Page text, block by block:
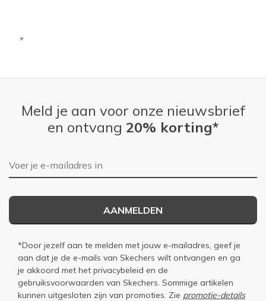
Meld je aan voor onze nieuwsbrief
en ontvang 20% korting*
E-mailadres
AANMELDEN
*Door jezelf aan te melden met jouw e-mailadres, geef je
aan dat je de e-mails van Skechers wilt ontvangen en ga
je akkoord met het privacybeleid en de
gebruiksvoorwaarden van Skechers. Sommige artikelen
kunnen uitgesloten zijn van promoties. Zie promotie-details